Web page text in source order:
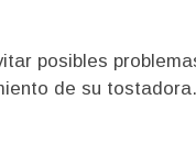
posibles
de su tostadora.